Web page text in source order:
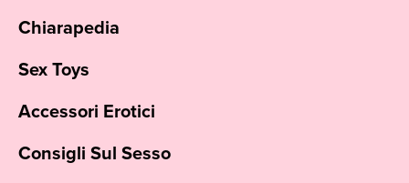
Chiarapedia
Sex Toys
Accessori Erotici
Consigli Sul Sesso